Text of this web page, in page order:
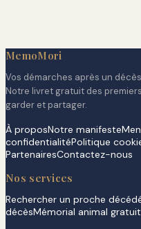
MemoMori
Vos démarches après un
Notre livret gratuit des
garder et partager.
À proposNotre manifeste
confidentialitéPolitique
PartenairesContactez-nous
Nos services
Rechercher un proche
décèsMémorial animal gratuit